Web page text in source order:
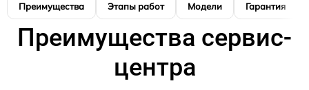
Преимущества Этапы работ Модели Гарантия
Преимущества сервис-
центра